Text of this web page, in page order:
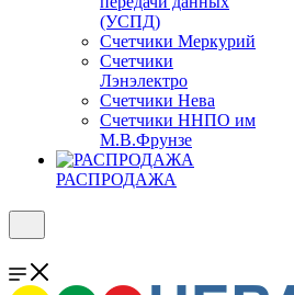
(УСПД)
Счетчики Меркурий
Счетчики
Лэнэлектро
Счетчики Нева
Счетчики ННПО им
М.В.Фрунзе
РАСПРОДАЖА